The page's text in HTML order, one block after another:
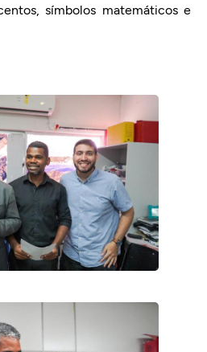
símbolos matemáticos e